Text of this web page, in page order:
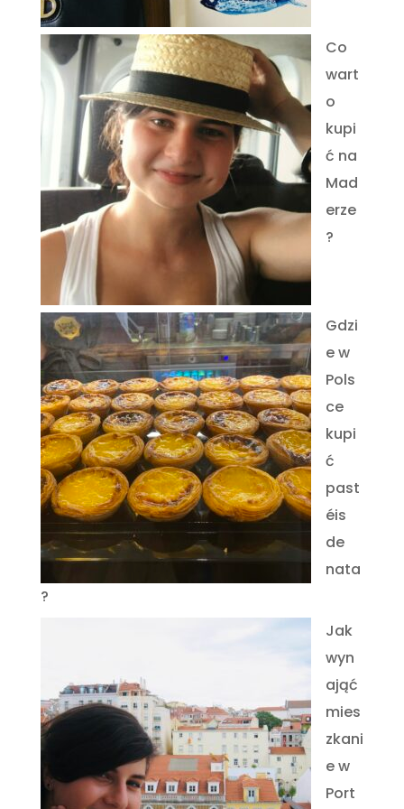
Co
wart
o
kupi
ć na
Mad
erze
?
Gdzi
e w
Pols
ce
kupi
ć
past
éis
de
nata
?
Jak
wyn
ająć
mies
zkani
e w
Port